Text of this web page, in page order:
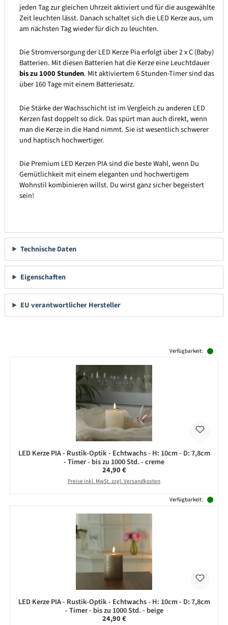
jeden Tag zur gleichen Uhrzeit aktiviert und für die ausgewählte
Zeit leuchten lässt. Danach schaltet sich die LED Kerze aus, um
am nächsten Tag wieder für dich zu leuchten.
Die Stromversorgung der LED Kerze Pia erfolgt über 2 x C (Baby)
Batterien. Mit diesen Batterien hat die Kerze eine Leuchtdauer
bis zu 1000 Stunden. Mit aktiviertem 6 Stunden-Timer sind das
über 160 Tage mit einem Batteriesatz.
Die Stärke der Wachsschicht ist im Vergleich zu anderen LED
Kerzen fast doppelt so dick. Das spürt man auch direkt, wenn
man die Kerze in die Hand nimmt. Sie ist wesentlich schwerer
und haptisch hochwertiger.
Die Premium LED Kerzen PIA sind die beste Wahl, wenn Du
Gemütlichkeit mit einem eleganten und hochwertigem
Wohnstil kombinieren willst. Du wirst ganz sicher begeistert
sein!
Technische Daten
Eigenschaften
EU verantwortlicher Hersteller
Verfügbarkeit:
LED Kerze PIA - Rustik-Optik - Echtwachs - H: 10cm - D: 7,8cm
- Timer - bis zu 1000 Std. - creme
Regulärer Preis:
24,90 €
Preise inkl. MwSt. zzgl. Versandkosten
Verfügbarkeit:
LED Kerze PIA - Rustik-Optik - Echtwachs - H: 10cm - D: 7,8cm
- Timer - bis zu 1000 Std. - beige
Regulärer Preis:
24,90 €